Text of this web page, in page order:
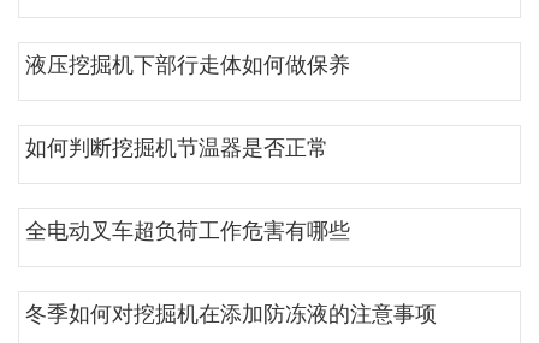
液压挖掘机下部行走体如何做保养
如何判断挖掘机节温器是否正常
全电动叉车超负荷工作危害有哪些
冬季如何对挖掘机在添加防冻液的注意事项